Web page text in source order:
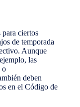
para ciertos
de temporada
Aunque
las
o
deben
en el Código de